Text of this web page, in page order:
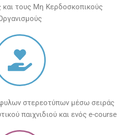
και τους Μη Κερδοσκοπικούς
στερεοτύπων μέσω σειράς
παιχνιδιού και ενός e-course